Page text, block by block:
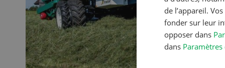
de l’appareil.
fonder sur leur
opposer dans
dans